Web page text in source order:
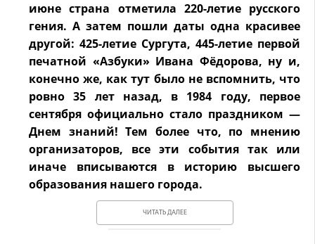
июне страна отметила 220-летие русского
гения. А затем пошли даты одна красивее
другой: 425-летие Сургута, 445-летие первой
печатной «Азбуки» Ивана Фёдорова, ну и,
конечно же, как тут было не вспомнить, что
ровно 35 лет назад, в 1984 году, первое
сентября официально стало праздником —
Днем знаний! Тем более что, по мнению
организаторов, все эти события так или
иначе вписываются в историю высшего
образования нашего города.
ЧИТАТЬ ДАЛЕЕ